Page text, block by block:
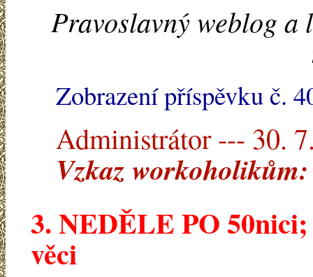
Pravoslavný weblog a
Zobrazení příspěvku č.
Administrátor --- 30.
Vzkaz
3. NEDĚLE PO 50nici;
věci